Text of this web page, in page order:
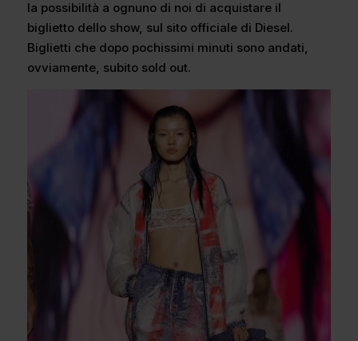
la possibilità a ognuno di noi di acquistare il
biglietto dello show, sul sito officiale di Diesel.
Biglietti che dopo pochissimi minuti sono andati,
ovviamente, subito sold out.